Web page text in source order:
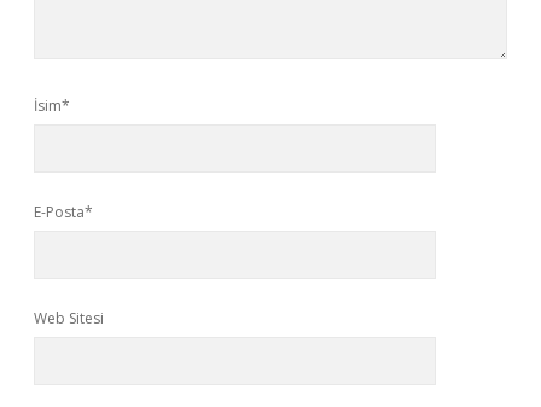
İsim*
E-Posta*
Web Sitesi